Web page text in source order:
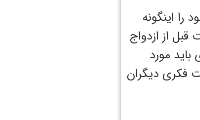
را اینگونه
از ازدواج
مورد
فکری دیگران